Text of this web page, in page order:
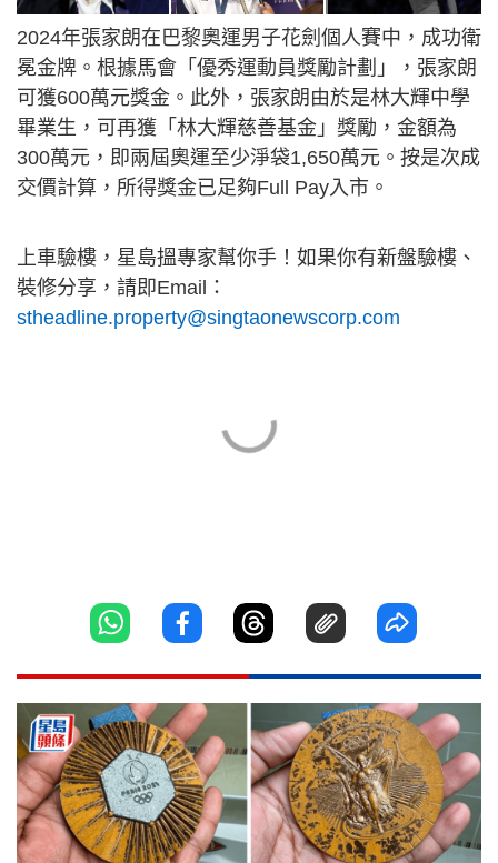
2024年張家朗在巴黎奧運男子花劍個人賽中，成功衛
冕金牌。根據馬會「優秀運動員獎勵計劃」，張家朗
可獲600萬元獎金。此外，張家朗由於是林大輝中學
畢業生，可再獲「林大輝慈善基金」獎勵，金額為
300萬元，即兩屆奧運至少淨袋1,650萬元。按是次成
交價計算，所得獎金已足夠Full Pay入市。
上車驗樓，星島搵專家幫你手！如果你有新盤驗樓、
裝修分享，請即Email：
stheadline.property@singtaonewscorp.com